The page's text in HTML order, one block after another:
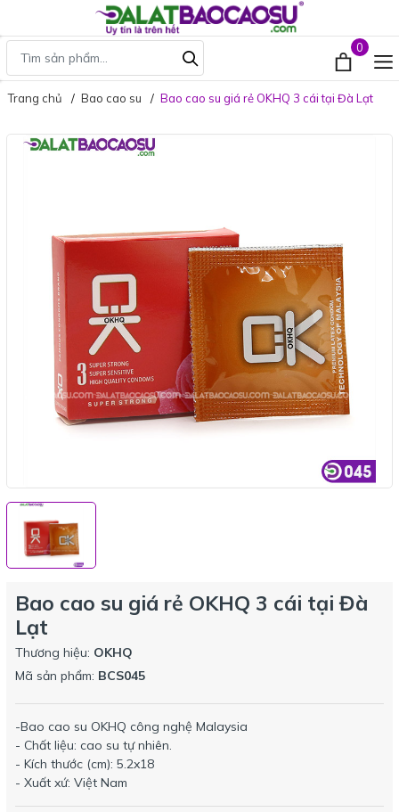
0
Trang chủ Bao cao su Bao cao su giá rẻ OKHQ 3 cái tại Đà Lạt
Bao cao su giá rẻ OKHQ 3 cái tại Đà
Lạt
Thương hiệu: OKHQ
Mã sản phẩm: BCS045
-Bao cao su OKHQ công nghệ Malaysia
- Chất liệu: cao su tự nhiên.
- Kích thước (cm): 5.2x18
- Xuất xứ: Việt Nam